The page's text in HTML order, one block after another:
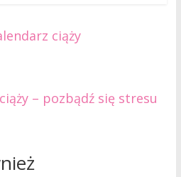
ciąży
– pozbądź się stresu